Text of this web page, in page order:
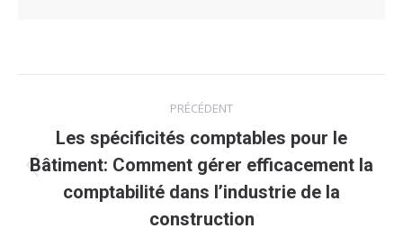
article
PRÉCÉDENT
Article
précédent
Les spécificités comptables pour le
Bâtiment: Comment gérer efficacement la
comptabilité dans l’industrie de la
construction